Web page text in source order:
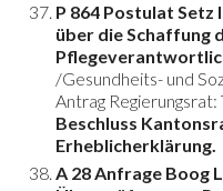
P 864 Postulat Setz
über die Schaffung
/Gesundheits- und
Antrag
Beschluss
Erheblicherklärung.
A 28 Anfrage Boog